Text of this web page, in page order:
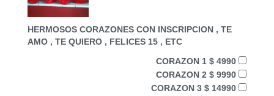
HERMOSOS CORAZONES CON INSCRIPCION , TE
AMO , TE QUIERO , FELICES 15 , ETC
CORAZON 1 $ 4990
CORAZON 2 $ 9990
CORAZON 3 $ 14990